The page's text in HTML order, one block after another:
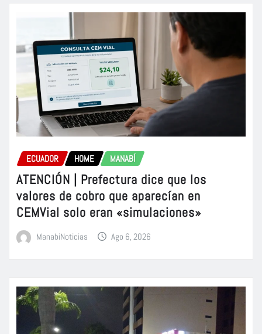
ECUADOR HOME MANABÍ
ATENCIÓN | Prefectura dice que los
valores de cobro que aparecían en
CEMVial solo eran «simulaciones»
ManabiNoticias Ago 6, 2026